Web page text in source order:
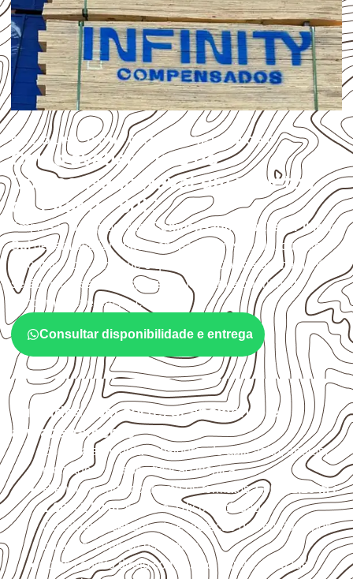
ESCOLHA CONFORME A APLICAÇÃO
Como avaliar o uso do
Compensado Naval em projetos
de Pilar do Sul?
Empresas que procuram
Compensado Naval em Pilar do
Suldevem avaliar onde a chapa será instalada, qual será
o contato com umidade e quais cuidados de acabamento
serão necessários. Espessura, formato e quantidade
também interferem na compra.
Consultar disponibilidade e entrega
Cuidados com corte, acabamento e
armazenamento
Escolha a medida considerando aplicação, apoios,
montagem e especificação técnica.
Planeje o corte conforme os formatos1,60 × 2,20 m e
1,60 × 2,50 m, sujeitos à disponibilidade.
Considere acabamento e proteção das bordas após
qualquer corte ou usinagem.
Evite contato direto com o solo, chuva, umidade